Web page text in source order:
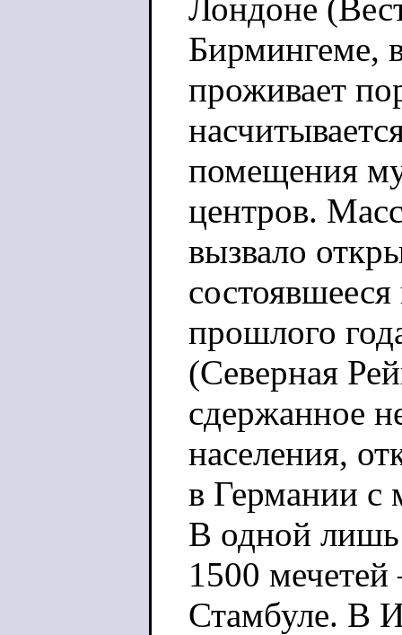
Лондоне
Бирмингеме,
проживает
помещения
центров.
вызвало
прошлого
(Северная
сдержанное
населения,
в Германии с
В одной
1500 мечетей
Стамбуле. В